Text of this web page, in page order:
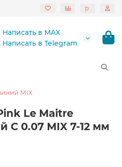
р.
Написать в MAX
Написать в Telegram
MIX
Le Maitre
C 0.07 MIX 7-12 мм